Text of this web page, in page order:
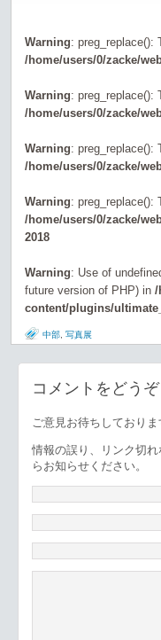
Warning: preg_replace():
/home/users/0/zacke/
Warning: preg_replace():
/home/users/0/zacke/
Warning: preg_replace():
/home/users/0/zacke/
Warning: preg_replace():
/home/users/0/zacke/
2018
Warning: Use of
future version of PHP) in /
content/plugins/
中部 写真展
コメントをどうぞ
ご意見お待ちしておりま
情報の誤り、リンク切
らお知らせください。